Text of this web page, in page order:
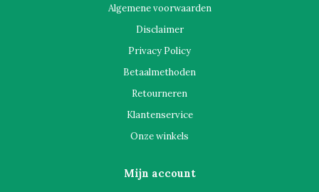
Algemene voorwaarden
Disclaimer
Privacy Policy
Betaalmethoden
Retourneren
Klantenservice
Onze winkels
Mijn account